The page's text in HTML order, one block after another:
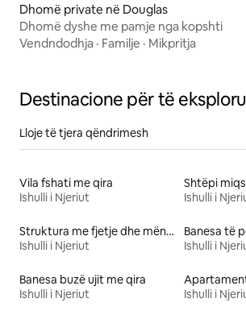
Dhomë private në Douglas
Dhomë dyshe me pamje nga kopshti
Vendndodhja · Familje · Mikpritja
Destinacione për të
Lloje të tjera qëndrimesh
Vila fshati me qira
Ishulli i Njeriut
Shtëpi
Ishulli i
Struktura me fjetje dhe mëngjes
Ishulli i Njeriut
Ishulli i
Banesa buzë ujit me qira
Ishulli i Njeriut
Ishulli i